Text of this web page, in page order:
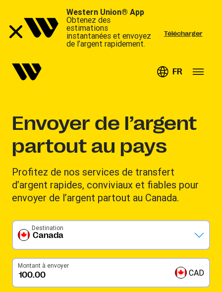
Western Union® App
Obtenez des
estimations
instantanées et envoyez
de l’argent rapidement.
Télécharger
FR
Envoyer de l’argent
partout au pays
Profitez de nos services de transfert
d’argent rapides, conviviaux et fiables pour
envoyer de l’argent partout au Canada.
Canada
Destination
Montant à envoyer
CAD